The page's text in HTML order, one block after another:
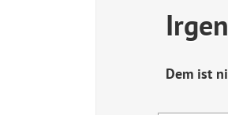
Dem ist